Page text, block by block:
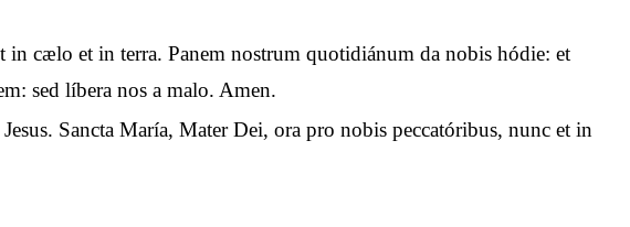
cælo et in terra. Panem nostrum quotidiánum da nobis hódie: et
sed líbera nos a malo. Amen.
Sancta María, Mater Dei, ora pro nobis peccatóribus, nunc et in